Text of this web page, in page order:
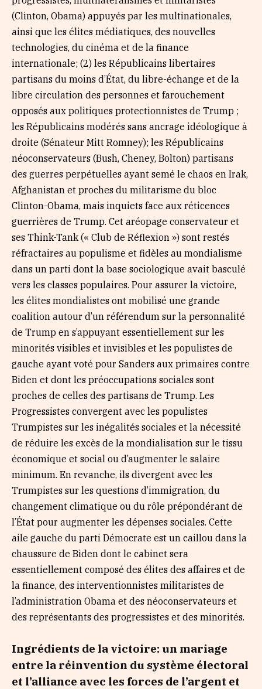
(Clinton, Obama) appuyés par les multinationales,
ainsi que les élites médiatiques, des nouvelles
technologies, du cinéma et de la finance
internationale; (2) les Républicains libertaires
partisans du moins d’État, du libre-échange et de la
libre circulation des personnes et farouchement
opposés aux politiques protectionnistes de Trump ;
les Républicains modérés sans ancrage idéologique à
droite (Sénateur Mitt Romney); les Républicains
néoconservateurs (Bush, Cheney, Bolton) partisans
des guerres perpétuelles ayant semé le chaos en Irak,
Afghanistan et proches du militarisme du bloc
Clinton-Obama, mais inquiets face aux réticences
guerrières de Trump. Cet aréopage conservateur et
ses Think-Tank (« Club de Réflexion ») sont restés
réfractaires au populisme et fidèles au mondialisme
dans un parti dont la base sociologique avait basculé
vers les classes populaires. Pour assurer la victoire,
les élites mondialistes ont mobilisé une grande
coalition autour d’un référendum sur la personnalité
de Trump en s’appuyant essentiellement sur les
minorités visibles et invisibles et les populistes de
gauche ayant voté pour Sanders aux primaires contre
Biden et dont les préoccupations sociales sont
proches de celles des partisans de Trump. Les
Progressistes convergent avec les populistes
Trumpistes sur les inégalités sociales et la nécessité
de réduire les excès de la mondialisation sur le tissu
économique et social ou d’augmenter le salaire
minimum. En revanche, ils divergent avec les
Trumpistes sur les questions d’immigration, du
changement climatique ou du rôle prépondérant de
l’État pour augmenter les dépenses sociales. Cette
aile gauche du parti Démocrate est un caillou dans la
chaussure de Biden dont le cabinet sera
essentiellement composé des élites des affaires et de
la finance, des interventionnistes militaristes de
l’administration Obama et des néoconservateurs et
des représentants des progressistes et des minorités.
Ingrédients de la victoire: un mariage
entre la réinvention du système électoral
et l’alliance avec les forces de l’argent et